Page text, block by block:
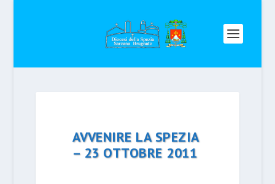
AVVENIRE LA SPEZIA
– 23 OTTOBRE 2011